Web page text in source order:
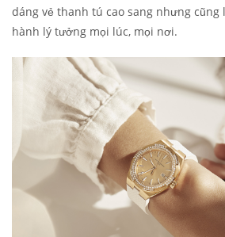
dáng vẻ thanh tú cao sang nhưng cũng
hành lý tưởng mọi lúc, mọi nơi.